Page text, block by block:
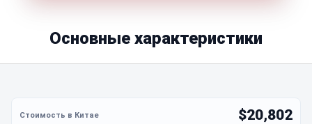
Основные характеристики
$20,802